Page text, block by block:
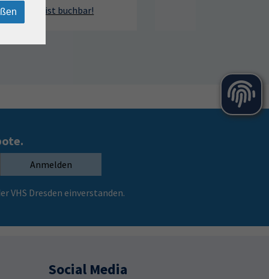
Anmelden
VHS Dresden einverstanden.
Social Media